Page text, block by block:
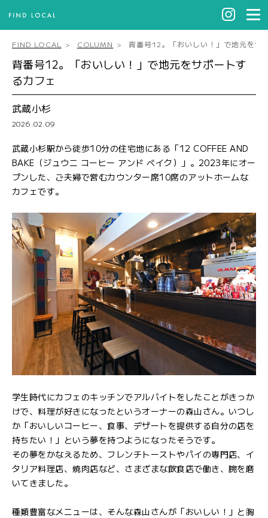
FIND LOCAL COLUMN 背番号12。「おいしい！」で地元をサ
背番号12。「おいしい！」で地元をサポートす
るカフェ
武蔵小杉
2026.02.09
武蔵小杉駅から徒歩10分の住宅地にある「12 COFFEE AND
BAKE（ジュウニ コーヒー アンド ベイク）」。2023年にオー
プンした、ご夫婦で営むカウンター席10席のアットホームな
カフェです。
学生時代にカフェのキッチンでアルバイトをしたことがきっか
けで、料理が好きになったというオーナーの森山さん。いつし
か「おいしいコーヒー、食事、デザートを提供する自分の店を
持ちたい！」という夢を持つようになったそうです。
その夢をかなえるため、フレンチトーストやパイの専門店、イ
タリア料理店、焼肉店など、さまざまな飲食店で働き、腕を磨
いてきました。
種類豊富なメニューは、そんな森山さんが「おいしい！」と胸